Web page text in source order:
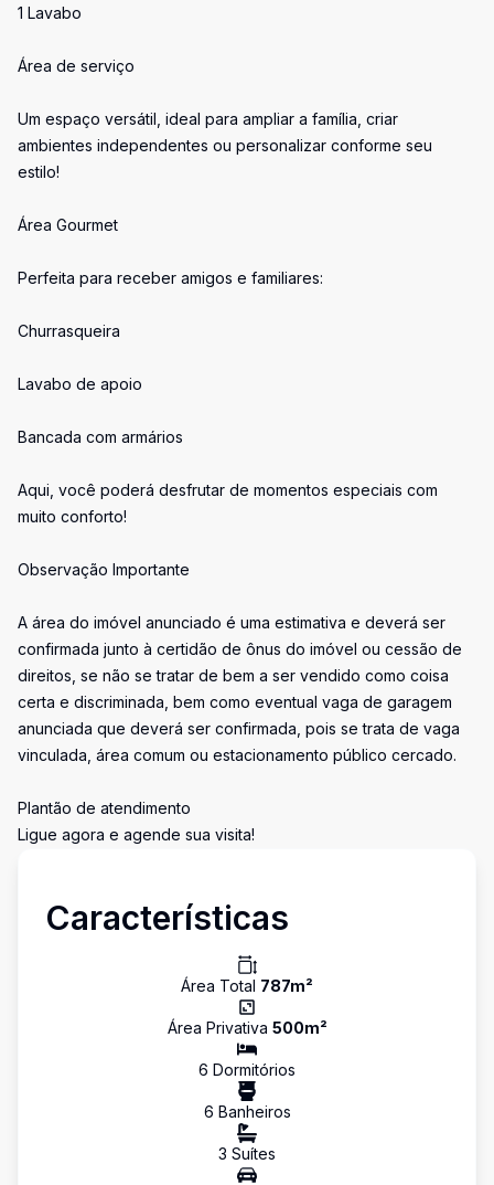
1 Lavabo
Área de serviço
Um espaço versátil, ideal para ampliar a família, criar
ambientes independentes ou personalizar conforme seu
estilo!
Área Gourmet
Perfeita para receber amigos e familiares:
Churrasqueira
Lavabo de apoio
Bancada com armários
Aqui, você poderá desfrutar de momentos especiais com
muito conforto!
Observação Importante
A área do imóvel anunciado é uma estimativa e deverá ser
confirmada junto à certidão de ônus do imóvel ou cessão de
direitos, se não se tratar de bem a ser vendido como coisa
certa e discriminada, bem como eventual vaga de garagem
anunciada que deverá ser confirmada, pois se trata de vaga
vinculada, área comum ou estacionamento público cercado.
Plantão de atendimento
Ligue agora e agende sua visita!
Características
Área Total 787m²
Área Privativa 500m²
6 Dormitórios
6 Banheiros
3 Suítes